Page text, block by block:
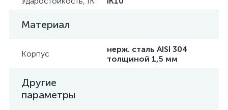
Материал
Корпус
нерж. сталь AISI 304
толщиной 1,5 мм
Другие
параметры